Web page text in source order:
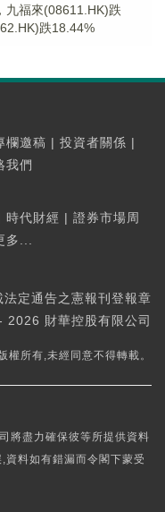
九福來(08611.HK)跌
跌18.44%
欄邀稿 | 投資者關係 |
我們
時代財經 | 證券市場周
多...
定通告之憲報刊登報章
財華控股有限公司
權所有,未經同意不得轉載。
將盡力確保彼等所提供資料
資料如有錯漏而令閣下蒙受